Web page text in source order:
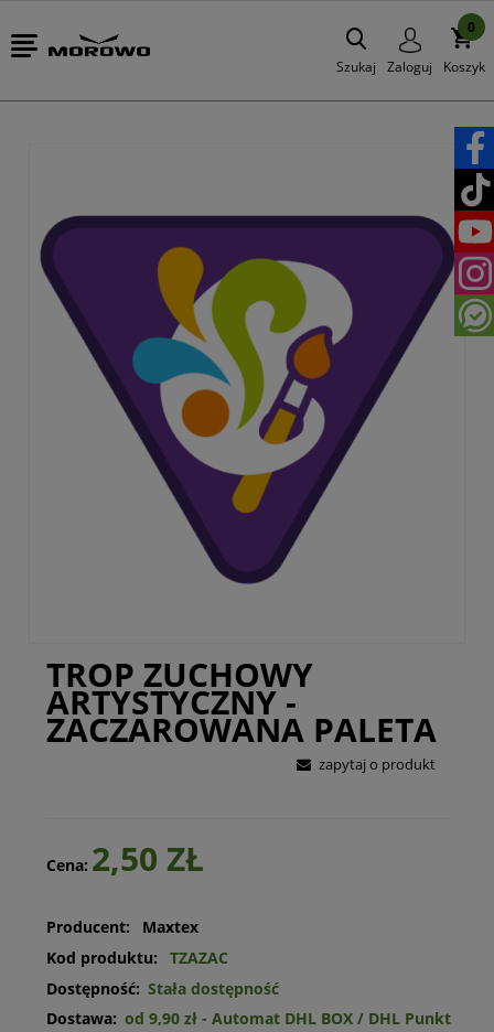
Szukaj Zaloguj Koszyk
0
TROP ZUCHOWY
ARTYSTYCZNY -
ZACZAROWANA PALETA
zapytaj o produkt
Cena: 2,50 ZŁ
Producent:
Maxtex
Kod produktu:
TZAZAC
Dostępność: Stała dostępność
Dostawa: od 9,90 zł - Automat DHL BOX / DHL Punkt